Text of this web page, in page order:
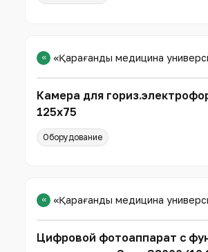
«
Камера для
125х75
Оборудование
«
Цифровой фотоаппарат с